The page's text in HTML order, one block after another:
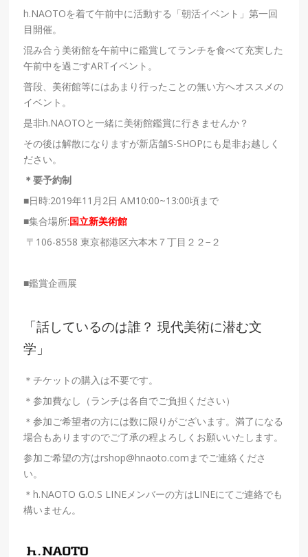
h.NAOTOを着て午前中に活動する「朝活イベント」第一回
目開催。
混み合う美術館を午前中に鑑賞してランチを食べて充実した
午前中を過ごすARTイベント。
普段、美術館等にはあまり行ったことの無い方へオススメの
イベント。
是非h.NAOTOと一緒に美術館鑑賞に行きませんか？
その後は解散になりますが新店舗S-SHOPにも是非お越しく
ださい。
＊要予約制
■日時:2019年11月2日 AM10:00~13:00頃まで
■集合場所:国立新美術館
〒106-8558 東京都港区六本木７丁目２２−２
■鑑賞企画展
「話しているのは誰？ 現代美術に潜む文
学」
＊チケットの購入は不要です。
＊参加費なし（ランチは各自でご負担ください）
＊参加ご希望者の方には数に限りがございます。満了になる
場合もありますのでご了承の程よろしくお願いいたします。
参加ご希望の方はrshop@hnaoto.comまでご連絡くださ
い。
＊h.NAOTO G.O.S LINEメンバーの方はLINEにてご連絡でも
構いません。